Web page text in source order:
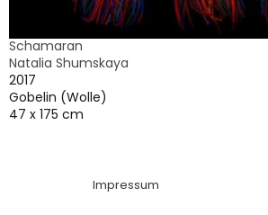
Schamaran
Natalia Shumskaya
2017
Gobelin (Wolle)
47 x 175 cm
Impressum